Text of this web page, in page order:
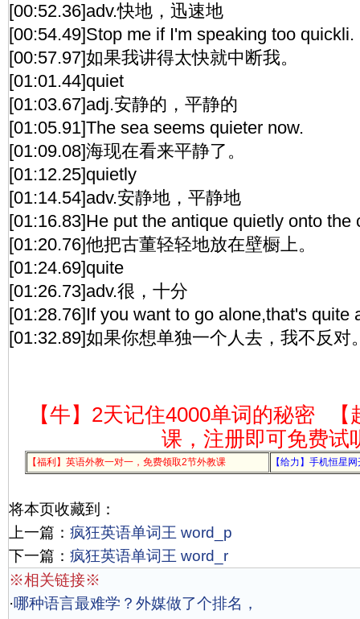
[00:52.36]adv.快地，迅速地
[00:54.49]Stop me if I'm speaking too quickli.
[00:57.97]如果我讲得太快就中断我。
[01:01.44]quiet
[01:03.67]adj.安静的，平静的
[01:05.91]The sea seems quieter now.
[01:09.08]海现在看来平静了。
[01:12.25]quietly
[01:14.54]adv.安静地，平静地
[01:16.83]He put the antique quietly onto the
[01:20.76]他把古董轻轻地放在壁橱上。
[01:24.69]quite
[01:26.73]adv.很，十分
[01:28.76]If you want to go alone,that's quite
[01:32.89]如果你想单独一个人去，我不反对
【牛】2天记住4000单词的秘密
课，注册即可免费试
【福利】英语外教一对一，免费领取2节外教课 【给力】手机恒星
将本页收藏到：
上一篇： 疯狂英语单词王 word_p
下一篇： 疯狂英语单词王 word_r
※相关链接※
·哪种语言最难学？外媒做了个排名，